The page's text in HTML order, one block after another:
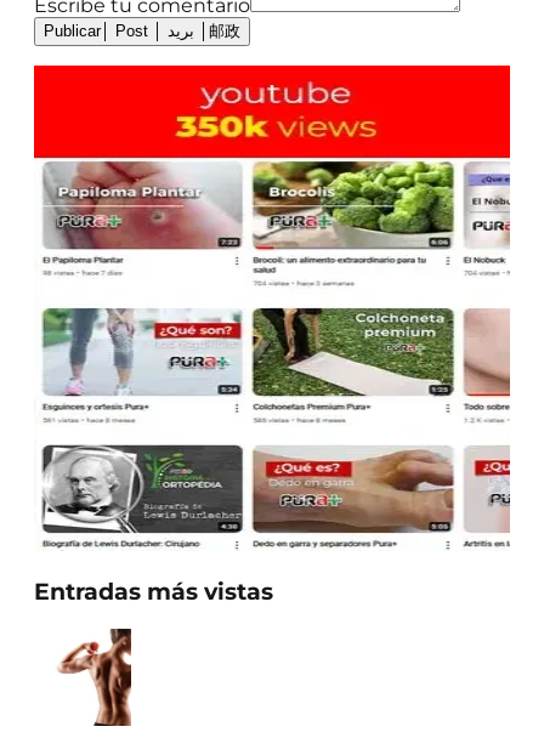
Escribe tu comentario
Publicar│ Post │ بريد │邮政
Entradas más vistas